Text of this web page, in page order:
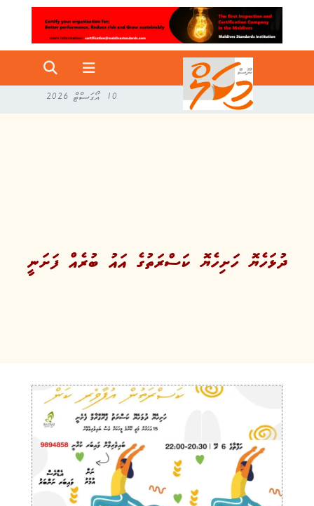
10 އޯގަސްޓް 2026
ދުޅަހެޔޮ ހަށިހެޔޮ ކަސްރަތުގެ އައު ބުރެއް ފަށަނީ